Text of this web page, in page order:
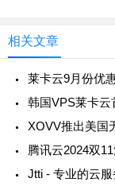
相关文章
莱卡云9月份优
韩国VPS莱卡云
XOVV推出美国
腾讯云2024双
Jtti - 专业的云